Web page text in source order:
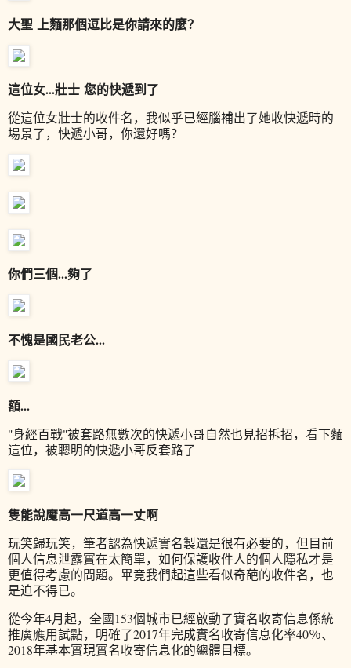
大聖 上麵那個逗比是你請來的麼？
這位女...壯士 您的快遞到了
從這位女壯士的收件名，我似乎已經腦補出了她收快遞時的
場景了，快遞小哥，你還好嗎？
你們三個...夠了
不愧是國民老公...
額...
"身經百戰"被套路無數次的快遞小哥自然也見招拆招，看下麵
這位，被聰明的快遞小哥反套路了
隻能說魔高一尺道高一丈啊
玩笑歸玩笑，筆者認為快遞實名製還是很有必要的，但目前
個人信息泄露實在太簡單，如何保護收件人的個人隱私才是
更值得考慮的問題。畢竟我們起這些看似奇葩的收件名，也
是迫不得已。
從今年4月起，全國153個城市已經啟動了實名收寄信息係統
推廣應用試點，明確了2017年完成實名收寄信息化率40％、
2018年基本實現實名收寄信息化的總體目標。